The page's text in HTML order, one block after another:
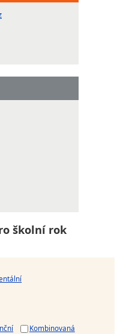
školní rok
Kombinovaná